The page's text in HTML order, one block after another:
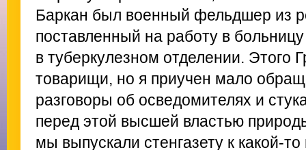
Баркан был военный фельдшер из
поставленный на работу в
в туберкулезном отделении. Этого
товарищи, но я приучен мало
разговоры об осведомителях и
перед этой высшей властью
мы выпускали стенгазету к какой-